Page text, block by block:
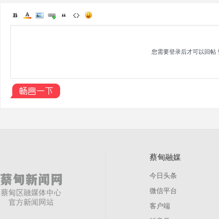
您需要登录后才可以回帖
蔡甸融媒
今日头条
微信平台
客户端